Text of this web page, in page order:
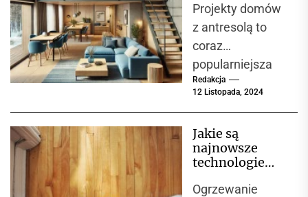
amy rządowe,
które
oferują wsparcie
finansowe.
Kluczowe jest
dostępnych...
funkcjonalne
wnętrza
Projekty domów
z antresolą to
coraz
popularniejsza
opcja wśród
inwestorów,
nietuzinkowym i
funkcjonalnym
domy łączą...
Redakcja
12 Listopada, 2024
Jakie są
najnowsze
technologie
ogrzewania
Ogrzewanie